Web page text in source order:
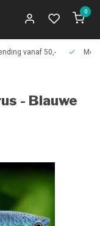
0
vanaf 50,-
- Blauwe